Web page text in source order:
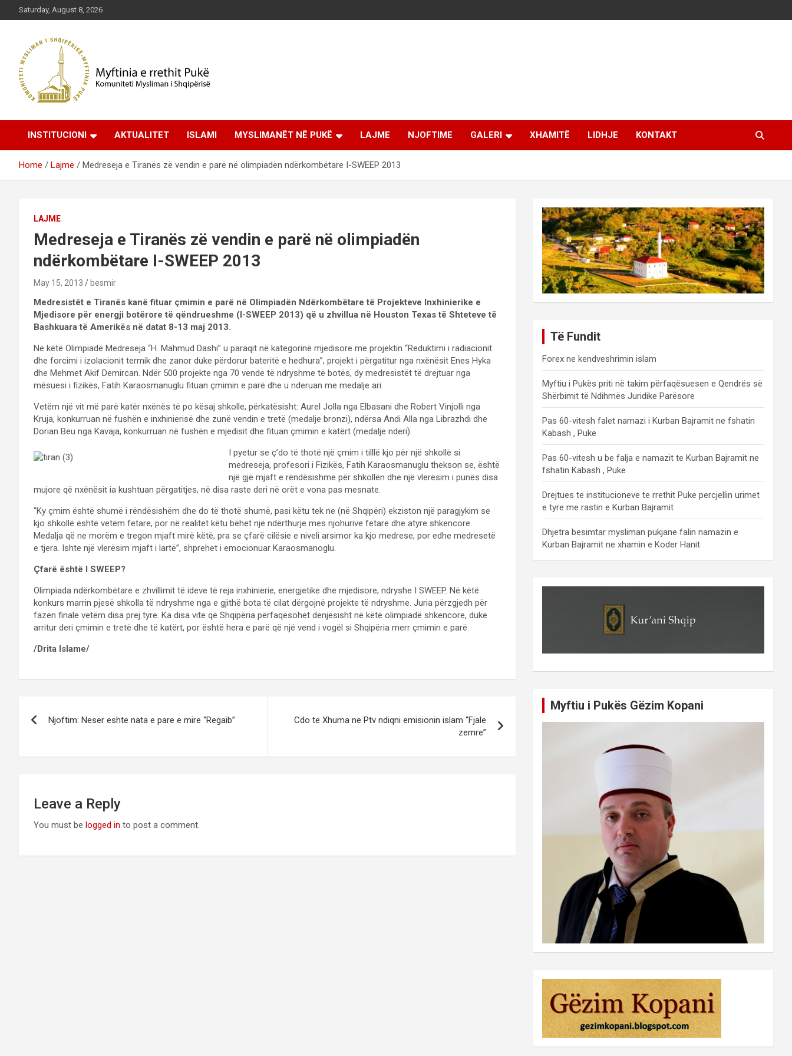
to
Saturday, August 8, 2026
Myftinia Pukë | Faqja
Zyrtare
INSTITUCIONI AKTUALITET ISLAMI MYSLIMANËT NË PUKË LAJME NJOFTIME GALERI XHAMITË LIDHJE KONTAKT
Home Lajme Medreseja e Tiranës zë vendin e parë në olimpiadën ndërkombëtare I-SWEEP 2013
LAJME
Medreseja e Tiranës zë vendin e parë në olimpiadën
ndërkombëtare I-SWEEP 2013
May 15, 2013 besmir
Medresistët e Tiranës kanë fituar çmimin e parë në Olimpiadën Ndërkombëtare të Projekteve Inxhinierike e
Mjedisore për energji botërore të qëndrueshme (I-SWEEP 2013) që u zhvillua në Houston Texas të Shteteve të
Bashkuara të Amerikës në datat 8-13 maj 2013.
Në këtë Olimpiadë Medreseja “H. Mahmud Dashi” u paraqit në kategorinë mjedisore me projektin “Reduktimi i radiacionit
dhe forcimi i izolacionit termik dhe zanor duke përdorur bateritë e hedhura”, projekt i përgatitur nga nxënësit Enes Hyka
dhe Mehmet Akif Demircan. Ndër 500 projekte nga 70 vende të ndryshme të botës, dy medresistët të drejtuar nga
mësuesi i fizikës, Fatih Karaosmanuglu fituan çmimin e parë dhe u nderuan me medalje ari.
Vetëm një vit më parë katër nxënës të po kësaj shkolle, përkatësisht: Aurel Jolla nga Elbasani dhe Robert Vinjolli nga
Kruja, konkurruan në fushën e inxhinierisë dhe zunë vendin e tretë (medalje bronzi), ndërsa Andi Alla nga Librazhdi dhe
Dorian Beu nga Kavaja, konkurruan në fushën e mjedisit dhe fituan çmimin e katërt (medalje nderi).
I pyetur se ç’do të thotë një çmim i tilllë kjo për një shkollë si
medreseja, profesori i Fizikës, Fatih Karaosmanuglu thekson se, është
një gjë mjaft e rëndësishme për shkollën dhe një vlerësim i punës disa
mujore që nxënësit ia kushtuan përgatitjes, në disa raste deri në orët e vona pas mesnate.
“Ky çmim është shumë i rëndësishëm dhe do të thotë shumë, pasi këtu tek ne (në Shqipëri) ekziston një paragjykim se
kjo shkollë është vetëm fetare, por në realitet këtu bëhet një ndërthurje mes njohurive fetare dhe atyre shkencore.
Medalja që ne morëm e tregon mjaft mirë këtë, pra se çfarë cilësie e niveli arsimor ka kjo medrese, por edhe medresetë
e tjera. Ishte një vlerësim mjaft i lartë”, shprehet i emocionuar Karaosmanoglu.
Çfarë është I SWEEP?
Olimpiada ndërkombëtare e zhvillimit të ideve të reja inxhinierie, energjetike dhe mjedisore, ndryshe I SWEEP. Në këtë
konkurs marrin pjesë shkolla të ndryshme nga e gjithë bota të cilat dërgojnë projekte të ndryshme. Juria përzgjedh për
fazën finale vetëm disa prej tyre. Ka disa vite që Shqipëria përfaqësohet denjësisht në këtë olimpiadë shkencore, duke
arritur deri çmimin e tretë dhe të katërt, por është hera e parë që një vend i vogël si Shqipëria merr çmimin e parë.
/Drita Islame/
navigation
Njoftim: Neser eshte nata e pare e mire “Regaib”
Cdo te Xhuma ne Ptv ndiqni emisionin islam “Fjale
zemre”
Leave a Reply
You must be logged in to post a comment.
Të Fundit
Forex ne kendveshrimin islam
Myftiu i Pukës priti në takim përfaqësuesen e Qendrës së
Shërbimit të Ndihmës Juridike Parësore
Pas 60-vitesh falet namazi i Kurban Bajramit ne fshatin
Kabash , Puke
Pas 60-vitesh u be falja e namazit te Kurban Bajramit ne
fshatin Kabash , Puke
Drejtues te institucioneve te rrethit Puke percjellin urimet
e tyre me rastin e Kurban Bajramit
Dhjetra besimtar mysliman pukjane falin namazin e
Kurban Bajramit ne xhamin e Koder Hanit
Myftiu i Pukës Gëzim Kopani